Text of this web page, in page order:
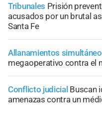
Tribunales Prisión
acusados por un brutal
Santa Fe
Allanamientos
megaoperativo contra el
Conflicto judicial Buscan
amenazas contra un